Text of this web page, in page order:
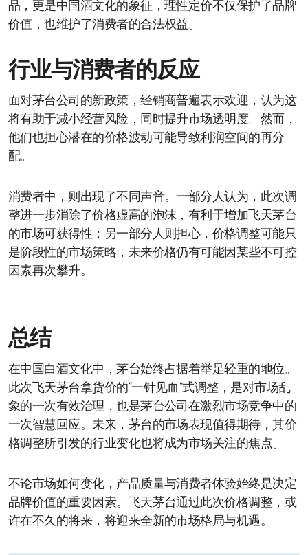
品，更是中国酒文化的象征，理性定价不仅保护了品牌
价值，也维护了消费者的合法权益。
行业与消费者的反应
面对茅台公司的新政策，经销商普遍表示欢迎，认为这
将有助于减小经营风险，同时提升市场透明度。然而，
他们也担心潜在的价格波动可能导致利润空间的再分
配。
消费者中，则出现了不同声音。一部分人认为，此次调
整进一步消除了价格虚高的泡沫，有利于增加飞天茅台
的市场可获得性；另一部分人则担心，价格调整可能只
是阶段性的市场策略，未来价格仍有可能因某些不可控
因素再次攀升。
总结
在中国白酒文化中，茅台始终占据着举足轻重的地位。
此次飞天茅台拿货价的“一针见血”式调整，是对市场乱
象的一次有效治理，也是茅台公司在激烈市场竞争中的
一次智慧回应。未来，茅台的市场表现值得期待，其价
格调整所引发的行业变化也将成为市场关注的焦点。
不论市场如何变化，产品质量与消费者体验始终是决定
品牌价值的重要因素。飞天茅台通过此次价格调整，或
许在不久的将来，将迎来全新的市场格局与机遇。